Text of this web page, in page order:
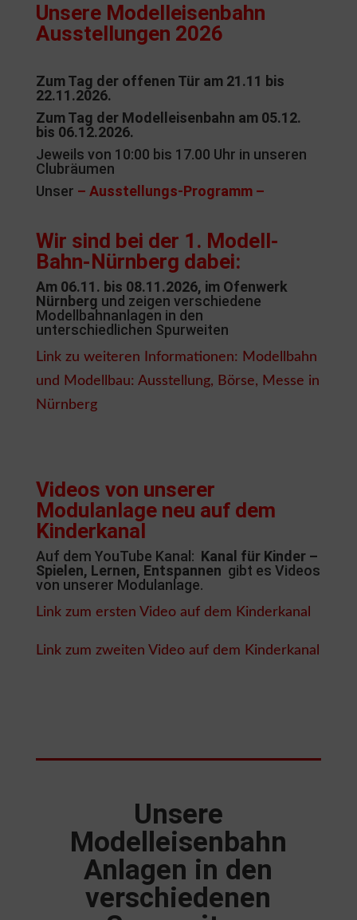
Unsere Modelleisenbahn
Ausstellungen 2026
Zum Tag der offenen Tür am 21.11 bis
22.11.2026.
Zum Tag der Modelleisenbahn am 05.12.
bis 06.12.2026.
Jeweils von 10:00 bis 17.00 Uhr in unseren
Clubräumen
Unser – Ausstellungs-Programm –
Wir sind bei der 1. Modell-
Bahn-Nürnberg dabei:
Am 06.11. bis 08.11.2026, im Ofenwerk
Nürnberg und zeigen verschiedene
Modellbahnanlagen in den
unterschiedlichen Spurweiten
Link zu weiteren Informationen: Modellbahn
und Modellbau: Ausstellung, Börse, Messe in
Nürnberg
Videos von unserer
Modulanlage neu auf dem
Kinderkanal
Auf dem YouTube Kanal: Kanal für Kinder –
Spielen, Lernen, Entspannen gibt es Videos
von unserer Modulanlage.
Link zum ersten Video auf dem Kinderkanal
Link zum zweiten Video auf dem Kinderkanal
Unsere
Modelleisenbahn
Anlagen in den
verschiedenen